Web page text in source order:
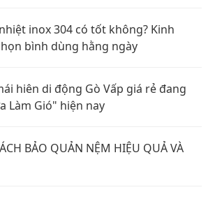
inox 304 có tốt không? Kinh
bình dùng hằng ngày
hiên di động Gò Vấp giá rẻ đang
Làm Gió" hiện nay
BẢO QUẢN NỆM HIỆU QUẢ VÀ